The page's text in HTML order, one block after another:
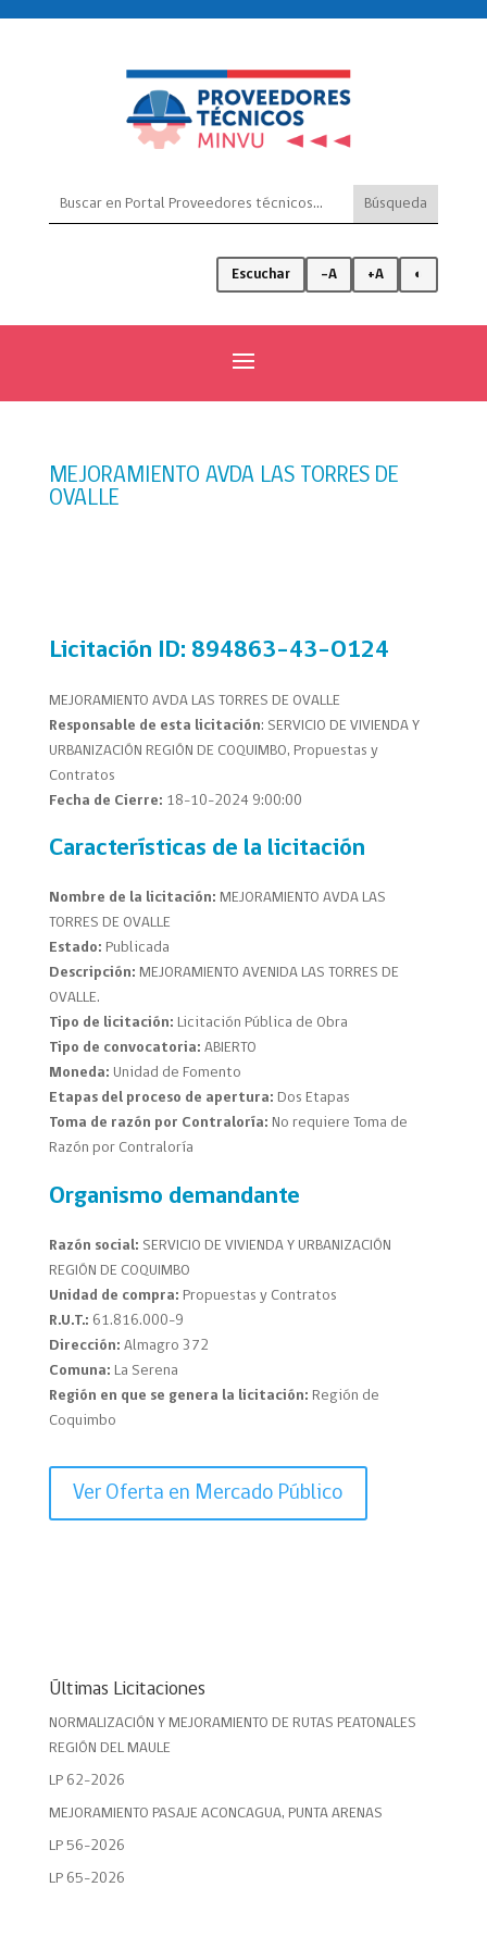
Escuchar -A +A ◐
MEJORAMIENTO AVDA LAS TORRES DE
OVALLE
Licitación ID: 894863-43-O124
MEJORAMIENTO AVDA LAS TORRES DE OVALLE
Responsable de esta licitación: SERVICIO DE VIVIENDA Y
URBANIZACIÓN REGIÓN DE COQUIMBO, Propuestas y
Contratos
Fecha de Cierre: 18-10-2024 9:00:00
Características de la licitación
Nombre de la licitación: MEJORAMIENTO AVDA LAS
TORRES DE OVALLE
Estado: Publicada
Descripción: MEJORAMIENTO AVENIDA LAS TORRES DE
OVALLE.
Tipo de licitación: Licitación Pública de Obra
Tipo de convocatoria: ABIERTO
Moneda: Unidad de Fomento
Etapas del proceso de apertura: Dos Etapas
Toma de razón por Contraloría: No requiere Toma de
Razón por Contraloría
Organismo demandante
Razón social: SERVICIO DE VIVIENDA Y URBANIZACIÓN
REGIÓN DE COQUIMBO
Unidad de compra: Propuestas y Contratos
R.U.T.: 61.816.000-9
Dirección: Almagro 372
Comuna: La Serena
Región en que se genera la licitación: Región de
Coquimbo
Ver Oferta en Mercado Público
Últimas Licitaciones
NORMALIZACIÓN Y MEJORAMIENTO DE RUTAS PEATONALES
REGIÓN DEL MAULE
LP 62-2026
MEJORAMIENTO PASAJE ACONCAGUA, PUNTA ARENAS
LP 56-2026
LP 65-2026